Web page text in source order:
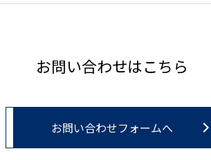
お問い合わせはこちら
お問い合わせフォームへ